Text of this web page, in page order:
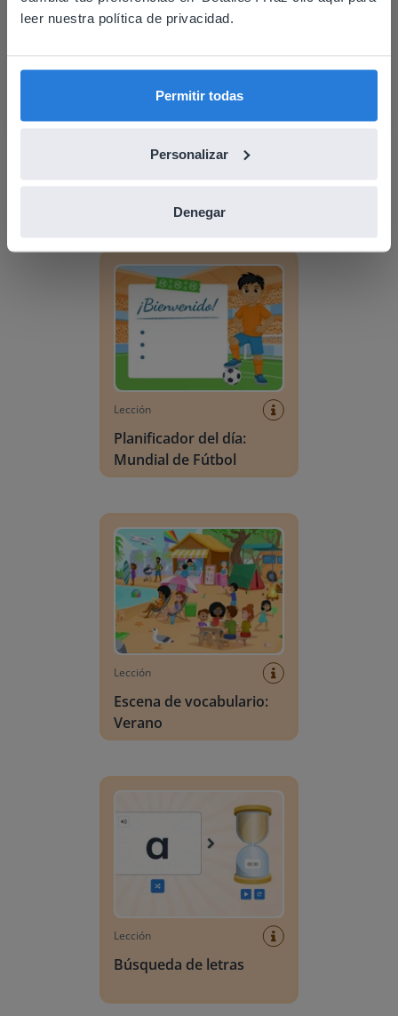
leer nuestra política de privacidad.
Permitir todas
Personalizar
Denegar
Lección
Planificador del día:
Mundial de Fútbol
Lección
Escena de vocabulario:
Verano
Lección
Búsqueda de letras
Based on your location, we think you might
prefer to visit our English website. There you'll
English
Español